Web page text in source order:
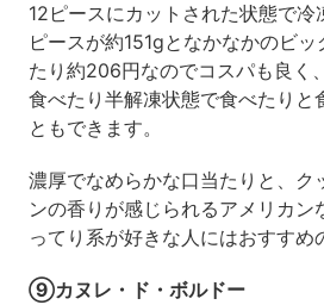
12ピースにカットされた状態で冷
ピースが約151gとなかなかのビ
たり約206円なのでコスパも良く
食べたり半解凍状態で食べたりと
ともできます。
濃厚でなめらかな口当たりと、ク
ンの香りが感じられるアメリカン
ってり系が好きな人にはおすすめ
⑨カヌレ・ド・ボルドー